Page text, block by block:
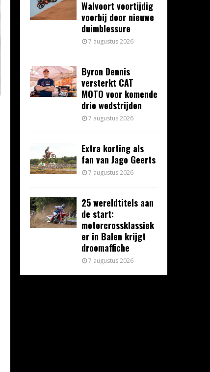
Walvoort voortijdig
voorbij door nieuwe
duimblessure
7 augustus 2026
Byron Dennis
versterkt CAT
MOTO voor komende
drie wedstrijden
7 augustus 2026
Extra korting als
fan van Jago Geerts
7 augustus 2026
25 wereldtitels aan
de start:
motorcrossklassiek
er in Balen krijgt
droomaffiche
7 augustus 2026